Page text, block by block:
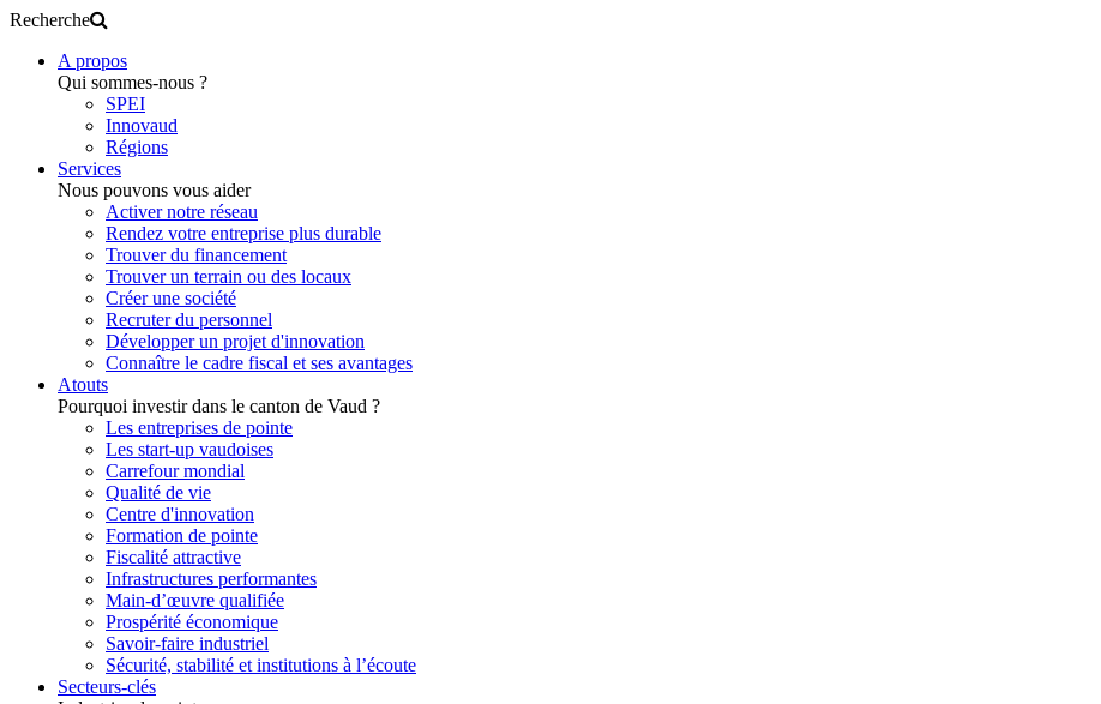
Recherche
A propos
Qui sommes-nous ?
SPEI
Innovaud
Régions
Services
Nous pouvons vous aider
Activer notre réseau
Rendez votre entreprise plus durable
Trouver du financement
Trouver un terrain ou des locaux
Créer une société
Recruter du personnel
Développer un projet d'innovation
Connaître le cadre fiscal et ses avantages
Atouts
Pourquoi investir dans le canton de Vaud ?
Les entreprises de pointe
Les start-up vaudoises
Carrefour mondial
Qualité de vie
Centre d'innovation
Formation de pointe
Fiscalité attractive
Infrastructures performantes
Main-d’œuvre qualifiée
Prospérité économique
Savoir-faire industriel
Sécurité, stabilité et institutions à l’écoute
Secteurs-clés